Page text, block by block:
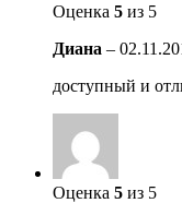
Оценка 5 из 5
Диана –
доступный и
Оценка 5 из 5